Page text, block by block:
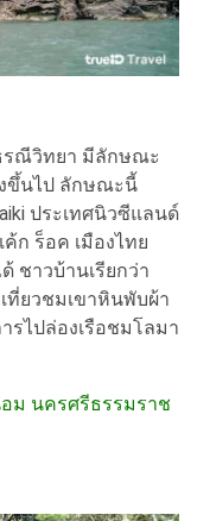
ณีวิทยา มีลักษณะ
ขึ้นไป ลักษณะนี้
ประเทศนิวซีแลนด์
ก ร็อค เมืองไทย
ชาวบ้านเรียกว่า
ที่ยวชมเขาหินพับผ้า
รไปล่องเรือชมโลมา
ม นครศรีธรรมราช